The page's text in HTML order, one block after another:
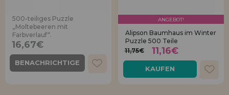
500-teiliges Puzzle
„Moltebeeren mit
Farbverlauf“.
16,67€
BENACHRICHTIGE
ANGEBOT!
Alipson Baumhaus im Winter
Puzzle 500 Teile
11,75€
11,16€
KAUFEN